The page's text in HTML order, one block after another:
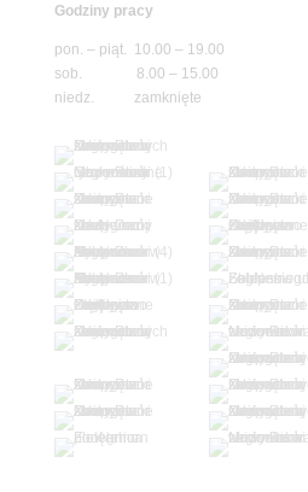
Godziny pracy
pon. – piąt. 10.00 – 19.00
sob. 8.00 – 15.00
niedz. zamknięte